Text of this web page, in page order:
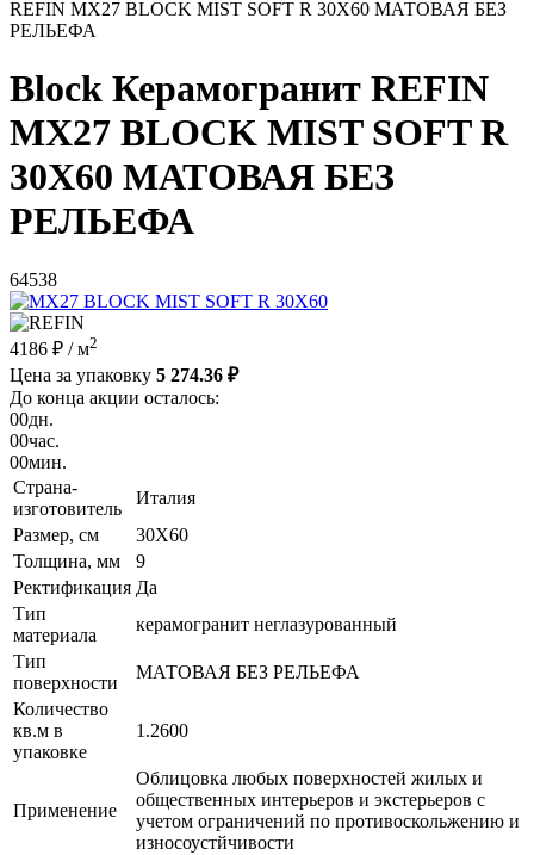
REFIN MX27 BLOCK MIST SOFT R 30X60 МАТОВАЯ БЕЗ
РЕЛЬЕФА
Block Керамогранит REFIN
MX27 BLOCK MIST SOFT R
30X60 МАТОВАЯ БЕЗ
РЕЛЬЕФА
64538
4186 ₽ / м2
Цена за упаковку 5 274.36 ₽
До конца акции осталось:
00дн.
00час.
00мин.
Страна-
изготовитель
Италия
Размер, см
30X60
Толщина, мм
9
Ректификация Да
Тип
материала
керамогранит неглазурованный
Тип
поверхности
МАТОВАЯ БЕЗ РЕЛЬЕФА
Количество
кв.м в
упаковке
1.2600
Применение
Облицовка любых поверхностей жилых и
общественных интерьеров и экстерьеров с
учетом ограничений по противоскольжению и
износоустйчивости